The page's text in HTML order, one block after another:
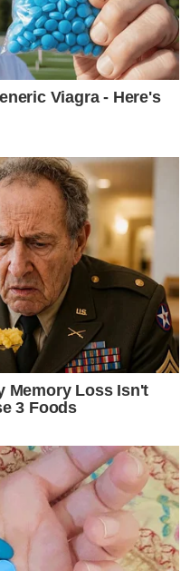
Viagra - Here's
Memory Loss Isn't
3 Foods